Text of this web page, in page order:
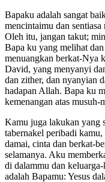
Bapaku adalah sangat
mencintaimu dan
Oleh itu, jangan takut;
Bapa ku yang melihat
menuangkan berkat-Nya
David, yang menyanyi
dan zither, dan nyanyian
hadapan Allah. Bapa ku
kemenangan atas musuh-
Kamu juga lakukan yang
tabernakel peribadi
damai, cinta dan berkat-
selamanya. Aku
di dalammu dan
adalah Bapamu: Yesus